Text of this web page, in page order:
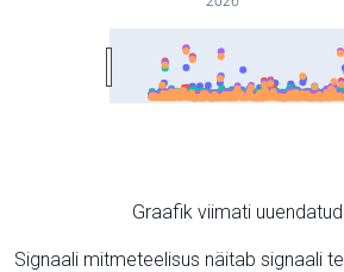
Graafik viimati
Signaali mitmeteelisus näitab signaali